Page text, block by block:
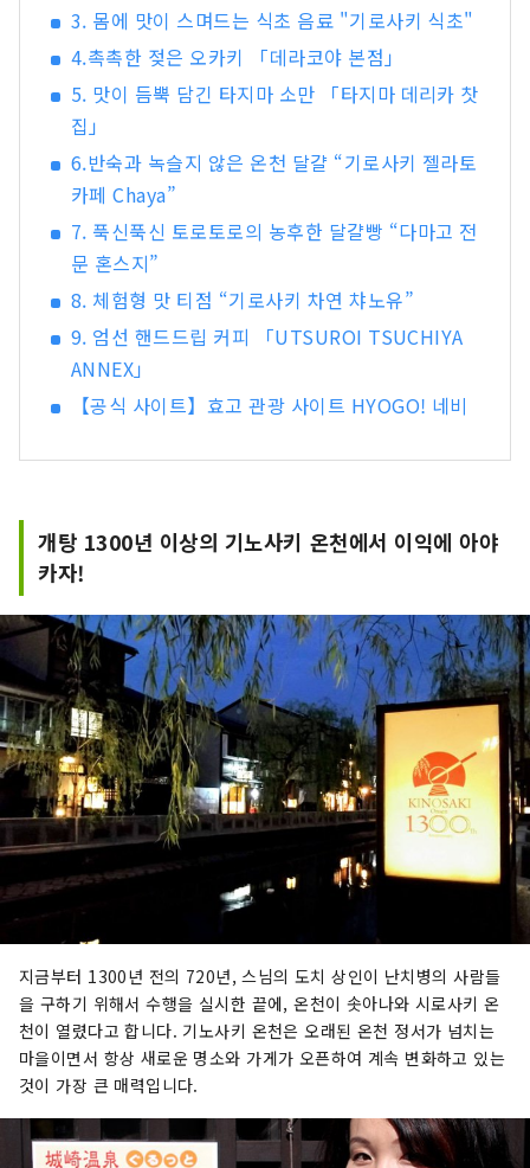
3. 몸에 맛이 스며드는 식초 음료 "기로사키 식초"
4.촉촉한 젖은 오카키 「데라코야 본점」
5. 맛이 듬뿍 담긴 타지마 소만 「타지마 데리카 찻
집」
6.반숙과 녹슬지 않은 온천 달걀 “기로사키 젤라토
카페 Chaya”
7. 푹신푹신 토로토로의 농후한 달걀빵 “다마고 전
문 혼스지”
8. 체험형 맛 티점 “기로사키 차연 챠노유”
9. 엄선 핸드드립 커피 「UTSUROI TSUCHIYA
ANNEX」
【공식 사이트】효고 관광 사이트 HYOGO! 네비
개탕 1300년 이상의 기노사키 온천에서 이익에 아야
카자!
지금부터 1300년 전의 720년, 스님의 도치 상인이 난치병의 사람들
을 구하기 위해서 수행을 실시한 끝에, 온천이 솟아나와 시로사키 온
천이 열렸다고 합니다. 기노사키 온천은 오래된 온천 정서가 넘치는
마을이면서 항상 새로운 명소와 가게가 오픈하여 계속 변화하고 있는
것이 가장 큰 매력입니다.